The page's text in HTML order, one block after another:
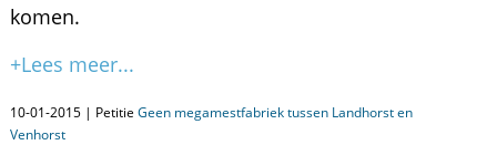
komen.
+Lees meer...
10-01-2015 | Petitie Geen megamestfabriek tussen Landhorst en
Venhorst